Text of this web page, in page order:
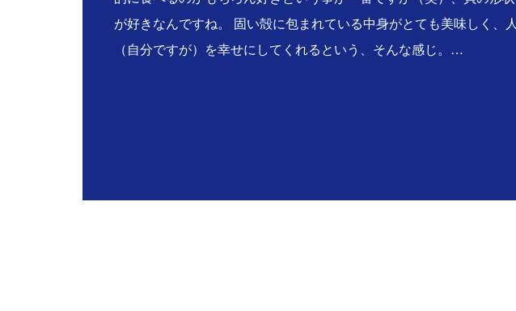
が好きなんですね。 固い殻に包まれている中身がとても美味しく、人
（自分ですが）を幸せにしてくれるという、そんな感じ。…